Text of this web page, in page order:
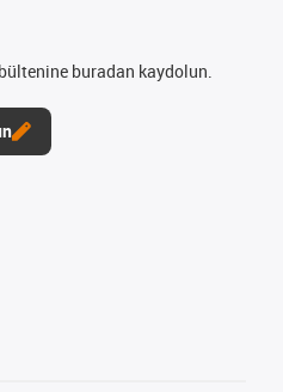
buradan kaydolun.